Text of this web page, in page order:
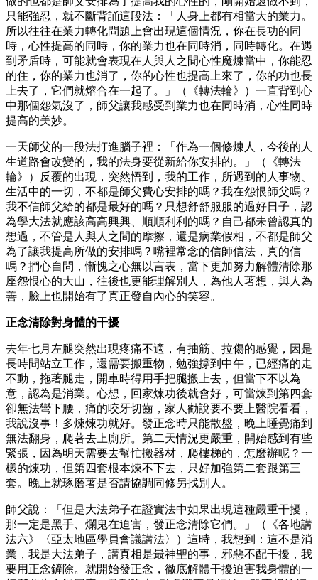
只能強忍，就不斷背誦這段法：「人身上都有相當大的業力。
所以往往在業力轉化問題上會出現這個情況，你在長功的同
時，心性提高的同時，你的業力也在同時消，同時轉化。在遇
到矛盾時，可能就會表現在人與人之間心性魔煉當中，你能忍
的住，你的業力也消了，你的心性也提高上來了，你的功也長
上去了，它們就熔合在一起了。」（《轉法輪》）一直背到心
中那個怨氣沒了，師父讓我感受到業力也在同時消，心性同時
提高的美妙。
一天師父的一段法打進腦子裡：「作為一個修煉人，今後的人
生道路會改變的，我的法身要從新給你安排的。」（《轉法
輪》）反覆的出現，突然悟到，我的工作，所遇到的人事物、
生活中的一切，不都是師父費心安排的嗎？我在怨恨師父嗎？
我不信師父給的都是最好的嗎？只想舒舒服服的過好日子，認
為學大法就應該高高興興、順順利利的嗎？自己都未曾認真的
想過，不管是人與人之間的摩擦，還是病業假相，不都是師父
為了讓我提高所做的安排嗎？嘴裡常念的信師信法，真的信
嗎？捫心自問，慚愧之心無以言表，當下更加努力解體清除那
座怨恨心的大山，往後也更能理解別人，為他人著想，與人為
善，臉上也開始有了真正發自內心的笑容。
正念清除對身體的干擾
去年七月左腿突然出現疼痛不適，有抽筋、拉傷的感覺，因是
長時間站立工作，還需要搬重物，勉強撐到中午，已經痛的走
不動，拖著腿走，開車時得用手把腿搬上去，但當下不以為
意，認為是消業。心想，回家煉功後就會好，可當煉到第四套
卻無法彎下腰，痛的咬牙切齒，家人勸說要不要上醫院看看，
我說沒事！多煉煉功就好。發正念時只能散盤，晚上睡覺痛到
無法翻身，爬著去上廁所。第二天情況更嚴重，開始感到有些
緊張，因為明天需要去幫忙搬器材，爬樓梯的，怎麼辦呢？一
樣的煉功，但第四套根本煉不下去，只好加強第二套跟第三
套。晚上就琢磨著是否請協調同修另找別人。
師父說：「但是大法弟子在證實法中如果出現這種嚴重干擾，
那一定是黑手、爛鬼在迫害，發正念清除它們。」（《各地講
法六》〈亞太地區學員會議講法〉）這時，我想到：這不是消
業，我是大法弟子，講真相是最神聖的事，邪惡不配干擾，我
要用正念鏟除。就開始發正念，徹底解體干擾迫害我身體的一